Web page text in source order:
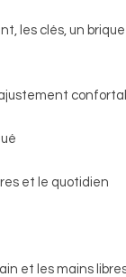
les clés, un
ajustement
et le quotidien
et les mains